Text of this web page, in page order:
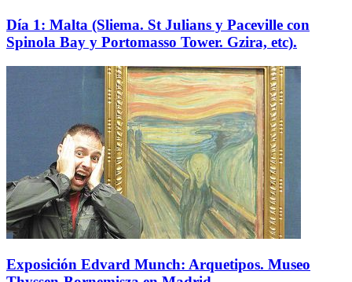
Día 1: Malta (Sliema. St Julians y Paceville con
Spinola Bay y Portomasso Tower. Gzira, etc).
Exposición Edvard Munch: Arquetipos. Museo